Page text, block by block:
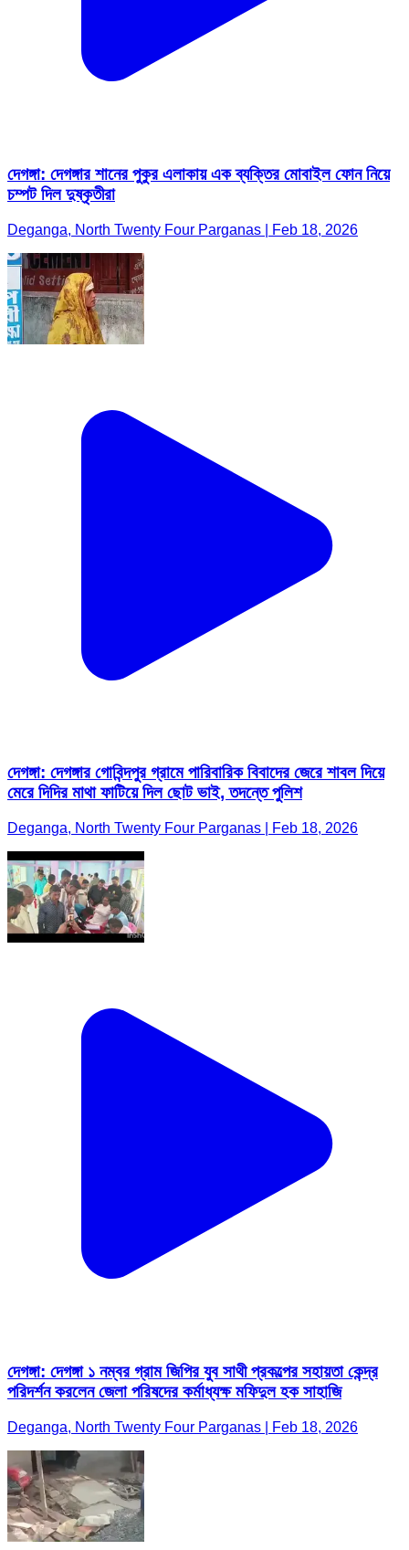
দেগঙ্গা: দেগঙ্গার শানের পুকুর এলাকায় এক ব্যক্তির মোবাইল ফোন নিয়ে
চম্পট দিল দুষ্কৃতীরা
Deganga, North Twenty Four Parganas | Feb 18, 2026
দেগঙ্গা: দেগঙ্গার গোবিন্দপুর গ্রামে পারিবারিক বিবাদের জেরে শাবল দিয়ে
মেরে দিদির মাথা ফাটিয়ে দিল ছোট ভাই, তদন্তে পুলিশ
Deganga, North Twenty Four Parganas | Feb 18, 2026
দেগঙ্গা: দেগঙ্গা ১ নম্বর গ্রাম জিপির যুব সাথী প্রকল্পের সহায়তা কেন্দ্র
পরিদর্শন করলেন জেলা পরিষদের কর্মাধ্যক্ষ মফিদুল হক সাহাজি
Deganga, North Twenty Four Parganas | Feb 18, 2026